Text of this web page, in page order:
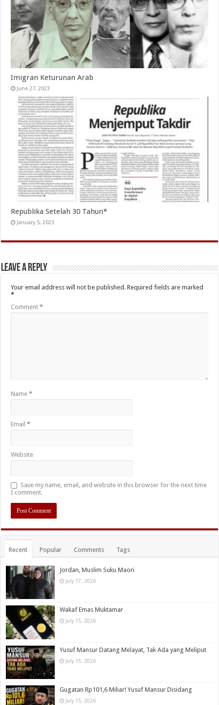
Imigran Keturunan Arab
June 27, 2023
Republika Setelah 30 Tahun*
January 5, 2023
Leave a Reply
Your email address will not be published. Required fields are marked
*
Comment*
Name*
Email*
Website
Save my name, email, and website in this browser for the next time
I comment.
Recent Popular Comments Tags
Jordan, Muslim Suku Maori
July 17, 2026
Wakaf Emas Muktamar
July 15, 2026
Yusuf Mansur Datang Melayat, Tak Ada yang Meliput
July 15, 2026
Gugatan Rp101,6 Miliar! Yusuf Mansur Disidang
July 15, 2026